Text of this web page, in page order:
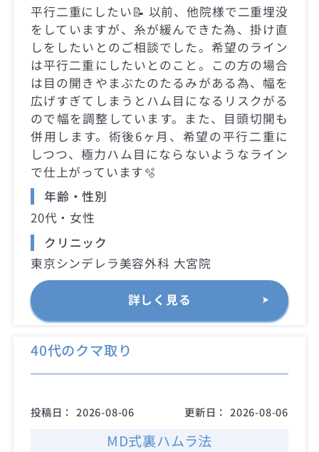
平行二重にしたい📝 以前、他院様で二重埋没
をしていますが、糸が緩んできた為、掛け直
しをしたいとのご相談でした。希望のライン
は平行二重にしたいとのこと。この方の場合
は目の開きやまぶたのたるみがある為、幅を
広げすぎてしまうとハム目になるリスクがる
ので幅を調整しています。また、目頭切開も
併用します。術後6ヶ月、希望の平行二重に
しつつ、極力ハム目にならないようなライン
で仕上がっています🫧
年齢・性別
20代・女性
クリニック
東京シンデレラ美容外科 大宮院
詳しく見る
40代のクマ取り
投稿日： 2026-08-06 更新日： 2026-08-06
MD式裏ハムラ法